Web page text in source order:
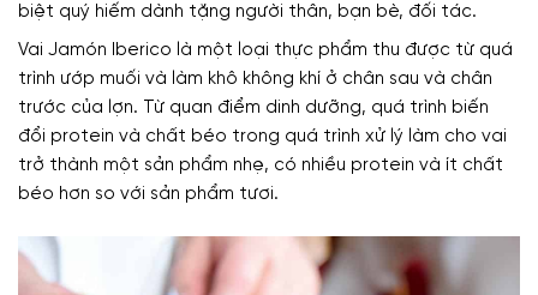
biệt quý hiếm dành tặng người thân, bạn bè, đối tác.
Vai Jamón Iberico là một loại thực phẩm thu được từ quá
trình ướp muối và làm khô không khí ở chân sau và chân
trước của lợn. Từ quan điểm dinh dưỡng, quá trình biến
đổi protein và chất béo trong quá trình xử lý làm cho vai
trở thành một sản phẩm nhẹ, có nhiều protein và ít chất
béo hơn so với sản phẩm tươi.